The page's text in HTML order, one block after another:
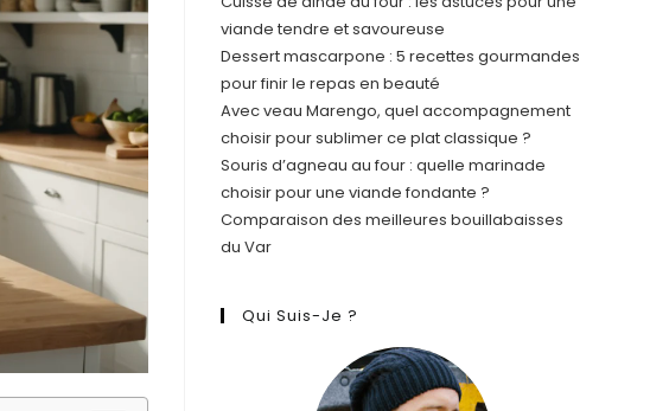
viande tendre et savoureuse
Dessert mascarpone : 5 recettes gourmandes
pour finir le repas en beauté
Avec veau Marengo, quel accompagnement
choisir pour sublimer ce plat classique ?
Souris d’agneau au four : quelle marinade
choisir pour une viande fondante ?
Comparaison des meilleures bouillabaisses
du Var
Qui Suis-Je ?